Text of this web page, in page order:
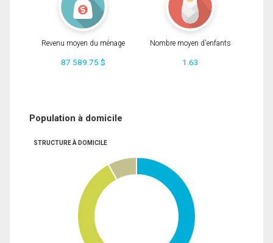
Revenu moyen du ménage
87 589.75 $
Nombre moyen d'enfants
1.63
Population à domicile
STRUCTURE À DOMICILE